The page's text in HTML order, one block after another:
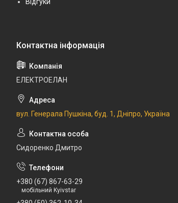
ЕЛЕКТРОЕЛАН
вул. Генерала Пушкіна, буд. 1, Дніпро, Україна
Сидоренко Дмитро
+380 (67) 867-63-29
мобільний Kyivstar